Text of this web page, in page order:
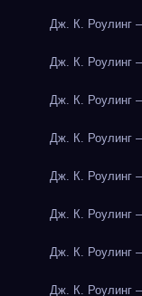
Дж. К. Роулинг
Дж. К. Роулинг
Дж. К. Роулинг
Дж. К. Роулинг
Дж. К. Роулинг
Дж. К. Роулинг
Дж. К. Роулинг
Дж. К. Роулинг